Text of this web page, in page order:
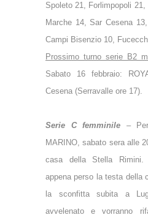
Spoleto 21, Forlimpopoli
Marche 14, Sar Cesena
Campi Bisenzio 10,
Prossimo turno serie B2
Sabato 16 febbraio:
Cesena (Serravalle ore 17).
Serie C femminile –
MARINO, sabato sera alle
casa della Stella Rimini.
appena perso la testa della
la sconfitta subita a
avvelenato e vorranno